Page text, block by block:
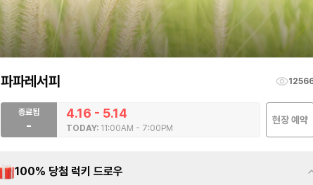
파파레서피
종료됨
-
4.16 - 5.14
TODAY: 11:00AM - 7:00PM
현장 예약
100% 당첨 럭키 드로우